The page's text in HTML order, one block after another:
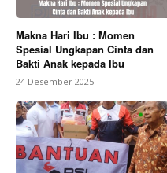
Makna Hari Ibu : Momen
Spesial Ungkapan Cinta dan
Bakti Anak kepada Ibu
24 Desember 2025